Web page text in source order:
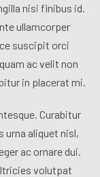
nisi finibus id.
ullamcorper
suscipit orci
ac velit non
in placerat mi.
Curabitur
urna aliquet nisl,
ac ornare dui.
volutpat